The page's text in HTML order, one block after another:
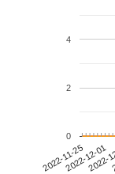
2022-11-252022-12-01
2022-
0
2
4